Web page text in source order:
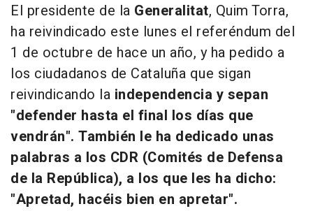
El presidente de la Generalitat, Quim Torra,
ha reivindicado este lunes el referéndum del
1 de octubre de hace un año, y ha pedido a
los ciudadanos de Cataluña que sigan
reivindicando la independencia y sepan
"defender hasta el final los días que
vendrán". También le ha dedicado unas
palabras a los CDR (Comités de Defensa
de la República), a los que les ha dicho:
"Apretad, hacéis bien en apretar".